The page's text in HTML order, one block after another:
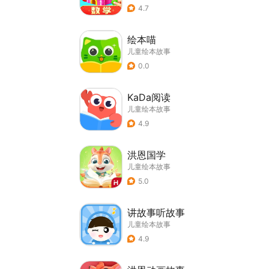
4.7
绘本喵
儿童绘本故事
0.0
KaDa阅读
儿童绘本故事
4.9
洪恩国学
儿童绘本故事
5.0
讲故事听故事
儿童绘本故事
4.9